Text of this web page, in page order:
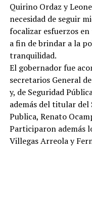
Quirino Ordaz y
necesidad de seguir
focalizar esfuerzos
a fin de brindar a la
tranquilidad.
El gobernador fue
secretarios General
y, de Seguridad
además del titular del
Publica, Renato
Participaron además
Villegas Arreola y